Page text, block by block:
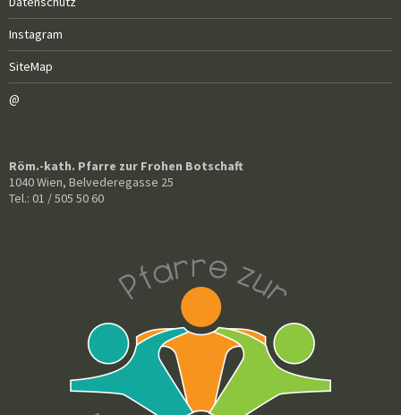
Instagram
SiteMap
@
Röm.-kath. Pfarre zur Frohen Botschaft
1040 Wien, Belvederegasse 25
Tel.: 01 / 505 50 60